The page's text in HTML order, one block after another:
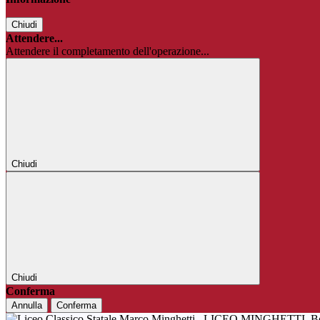
Chiudi
Attendere...
Attendere il completamento dell'operazione...
Chiudi
Chiudi
Conferma
Annulla Conferma